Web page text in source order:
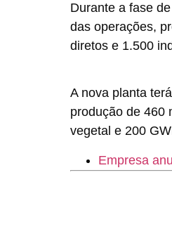
Durante a fase
das operações,
diretos e 1.500
A nova planta
produção de 460
vegetal e 200
Empresa